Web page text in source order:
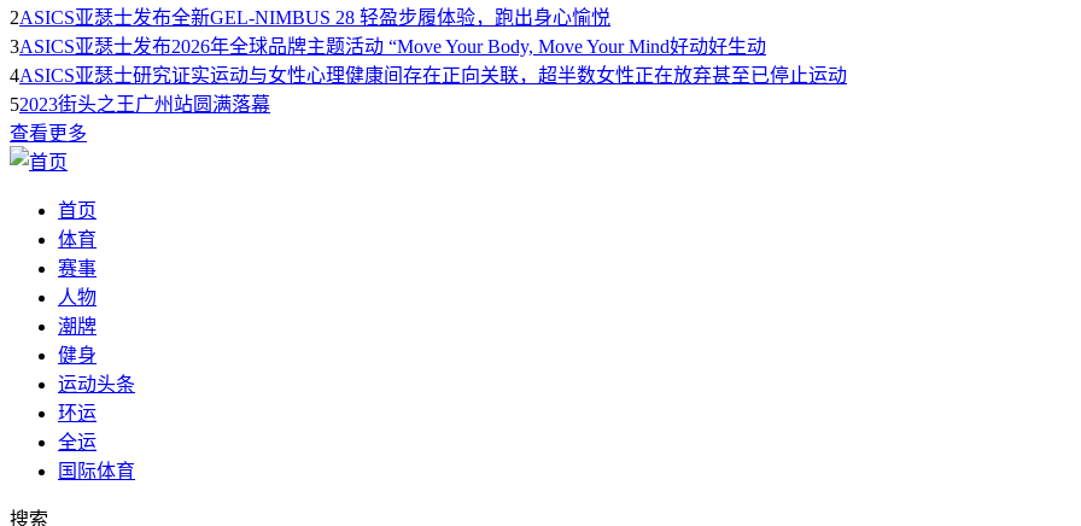
2ASICS亚瑟士发布全新GEL-NIMBUS 28 轻盈步履体验，跑出身心愉悦
3ASICS亚瑟士发布2026年全球品牌主题活动 “Move Your Body, Move Your Mind好动好生动
4ASICS亚瑟士研究证实运动与女性心理健康间存在正向关联，超半数女性正在放弃甚至已停止运动
52023街头之王广州站圆满落幕
查看更多
首页
体育
赛事
人物
潮牌
健身
运动头条
环运
全运
国际体育
搜索